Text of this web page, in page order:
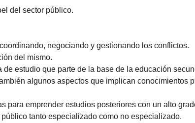
del sector público.
negociando y gestionando los conflictos.
del mismo.
estudio que parte de la base de la educación
algunos aspectos que implican conocimientos
emprender estudios posteriores con un alto
tanto especializado como no especializado.